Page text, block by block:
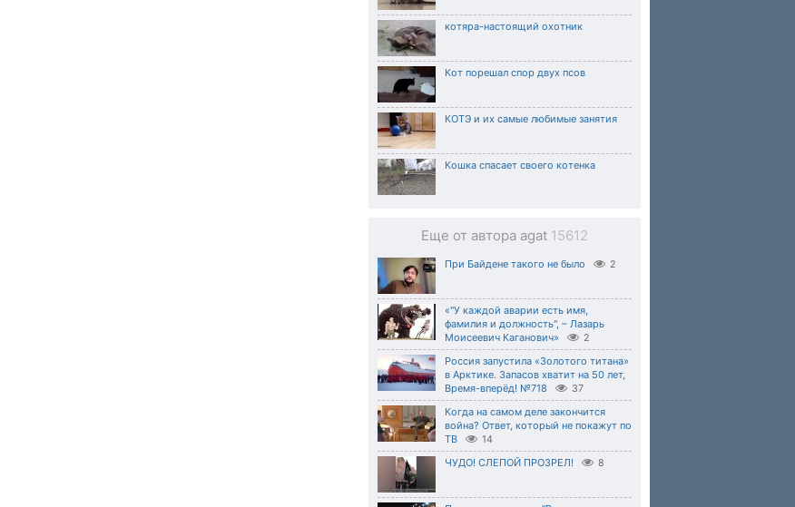
котяра-настоящий охотник
Кот порешал спор двух псов
КОТЭ и их самые любимые занятия
Кошка спасает своего котенка
Еще от автора agat 15612
При Байдене такого не было 2
«"У каждой аварии есть имя,
фамилия и должность", – Лазарь
Моисеевич Каганович»
2
Россия запустила «Золотого титана»
в Арктике. Запасов хватит на 50 лет,
Время-вперёд! №718
37
Когда на самом деле закончится
война? Ответ, который не покажут по
ТВ
14
ЧУДО! СЛЕПОЙ ПРОЗРЕЛ! 8